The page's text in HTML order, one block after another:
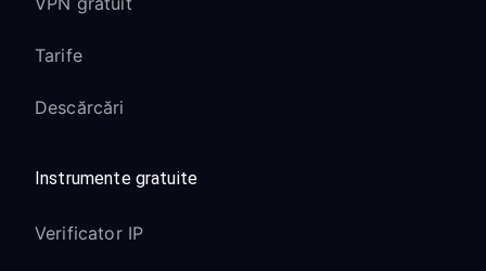
Calea APK Android TV offline pentru
Acces complet la aplicațiile din Google
continuă să funcționeze normal
Funcționalitatea Chromecast built-in
Tarife
Descărcări
Instrumente gratuite
Verificator IP